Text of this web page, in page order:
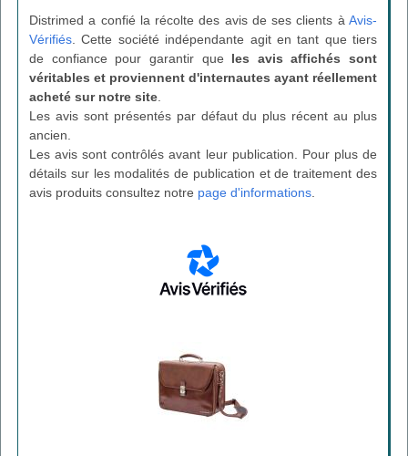
Distrimed a confié la récolte des avis de ses clients à Avis-
Vérifiés . Cette société indépendante agit en tant que tiers
de confiance pour garantir que les avis affichés sont
véritables et proviennent d'internautes ayant réellement
acheté sur notre site
Les avis sont présentés par défaut du plus récent au plus
ancien.
Les avis sont contrôlés avant leur publication. Pour plus de
détails sur les modalités de publication et de traitement des
avis produits consultez notre page d'informations